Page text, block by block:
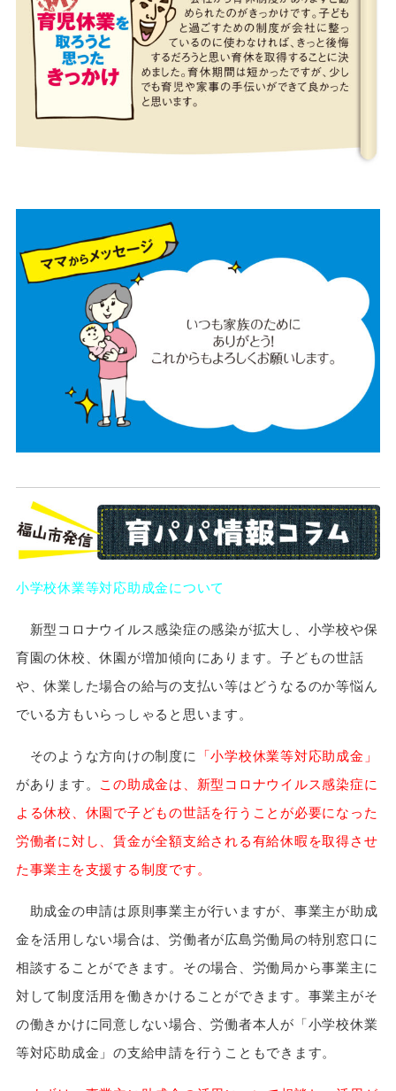
小学校休業等対応助成金について
新型コロナウイルス感染症の感染が拡大し、小学校や保
育園の休校、休園が増加傾向にあります。子どもの世話
や、休業した場合の給与の支払い等はどうなるのか等悩ん
でいる方もいらっしゃると思います。
そのような方向けの制度に 「小学校休業等対応助成金」
があります。 この助成金は、新型コロナウイルス感染症に
よる休校、休園で子どもの世話を行うことが必要になった
労働者に対し、賃金が全額支給される有給休暇を取得させ
た事業主を支援する制度です。
助成金の申請は原則事業主が行いますが、事業主が助成
金を活用しない場合は、労働者が広島労働局の特別窓口に
相談することができます。その場合、労働局から事業主に
対して制度活用を働きかけることができます。事業主がそ
の働きかけに同意しない場合、労働者本人が「小学校休業
等対応助成金」の支給申請を行うこともできます。